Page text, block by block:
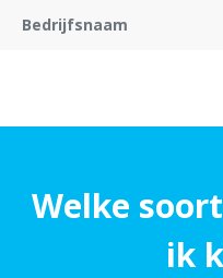
Bedrijfsnaam
Welke
ik